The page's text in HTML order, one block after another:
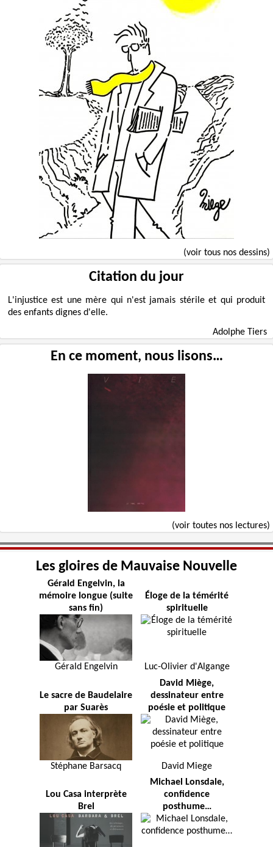
(voir tous nos dessins)
Citation du jour
L'injustice est une mère qui n'est jamais stérile et qui produit
des enfants dignes d'elle.
Adolphe Tiers
En ce moment, nous lisons…
(voir toutes nos lectures)
Les gloires de Mauvaise Nouvelle
Gérald Engelvin, la
mémoire longue (suite
sans fin)
Gérald Engelvin
Éloge de la témérité
spirituelle
Luc-Olivier d'Algange
Le sacre de Baudelaire
par Suarès
Stéphane Barsacq
David Miège,
dessinateur entre
poésie et politique
David Miege
Lou Casa interprète
Brel
Michael Lonsdale,
confidence
posthume…